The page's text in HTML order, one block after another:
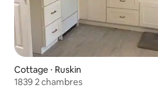
Cottage ⋅ Ruskin
1839 2 chambres